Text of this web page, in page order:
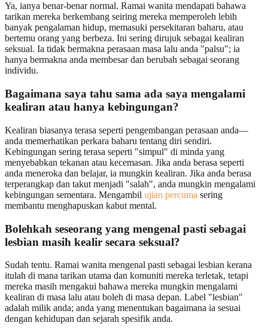
Ya, ianya benar-benar normal. Ramai wanita mendapati bahawa
tarikan mereka berkembang seiring mereka memperoleh lebih
banyak pengalaman hidup, memasuki persekitaran baharu, atau
bertemu orang yang berbeza. Ini sering dirujuk sebagai kealiran
seksual. Ia tidak bermakna perasaan masa lalu anda "palsu"; ia
hanya bermakna anda membesar dan berubah sebagai seorang
individu.
Bagaimana saya tahu sama ada saya mengalami
kealiran atau hanya kebingungan?
Kealiran biasanya terasa seperti pengembangan perasaan anda—
anda memerhatikan perkara baharu tentang diri sendiri.
Kebingungan sering terasa seperti "simpul" di minda yang
menyebabkan tekanan atau kecemasan. Jika anda berasa seperti
anda meneroka dan belajar, ia mungkin kealiran. Jika anda berasa
terperangkap dan takut menjadi "salah", anda mungkin mengalami
kebingungan sementara. Mengambil ujian percuma sering
membantu menghapuskan kabut mental.
Bolehkah seseorang yang mengenal pasti sebagai
lesbian masih kealir secara seksual?
Sudah tentu. Ramai wanita mengenal pasti sebagai lesbian kerana
itulah di mana tarikan utama dan komuniti mereka terletak, tetapi
mereka masih mengakui bahawa mereka mungkin mengalami
kealiran di masa lalu atau boleh di masa depan. Label "lesbian"
adalah milik anda; anda yang menentukan bagaimana ia sesuai
dengan kehidupan dan sejarah spesifik anda.